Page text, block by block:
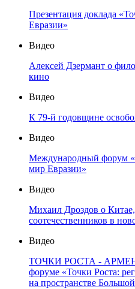
Презентация доклада
Евразии»
Видео
Алексей Дзермант о
кино
Видео
К 79-й годовщине
Видео
Международный форум
мир Евразии»
Видео
Михаил Дроздов о
соотечественников в
Видео
ТОЧКИ РОСТА -
форуме «Точки Роста:
на пространстве